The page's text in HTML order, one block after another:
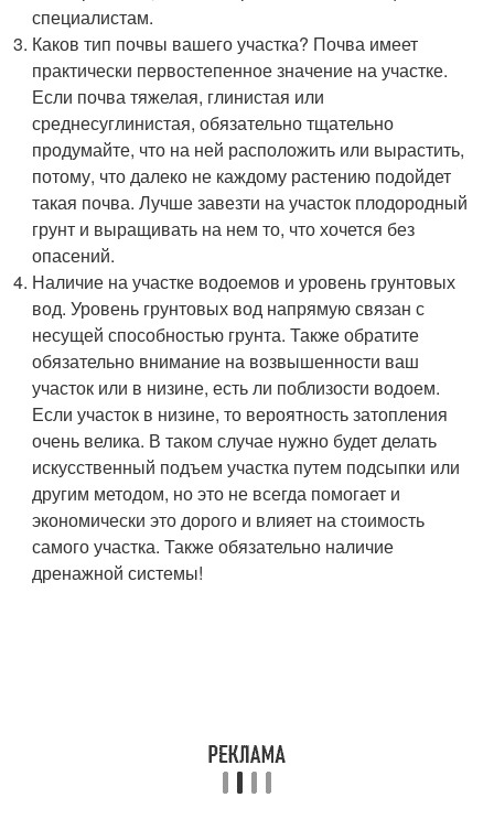
специалистам.
Каков тип почвы вашего участка? Почва имеет
практически первостепенное значение на участке.
Если почва тяжелая, глинистая или
среднесуглинистая, обязательно тщательно
продумайте, что на ней расположить или вырастить,
потому, что далеко не каждому растению подойдет
такая почва. Лучше завезти на участок плодородный
грунт и выращивать на нем то, что хочется без
опасений.
Наличие на участке водоемов и уровень грунтовых
вод. Уровень грунтовых вод напрямую связан с
несущей способностью грунта. Также обратите
обязательно внимание на возвышенности ваш
участок или в низине, есть ли поблизости водоем.
Если участок в низине, то вероятность затопления
очень велика. В таком случае нужно будет делать
искусственный подъем участка путем подсыпки или
другим методом, но это не всегда помогает и
экономически это дорого и влияет на стоимость
самого участка. Также обязательно наличие
дренажной системы!